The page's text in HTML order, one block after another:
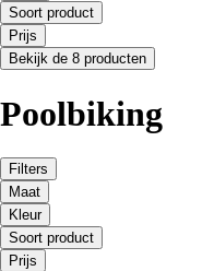
Soort product
Prijs
Bekijk de 8 producten
Poolbiking
Filters
Maat
Kleur
Soort product
Prijs